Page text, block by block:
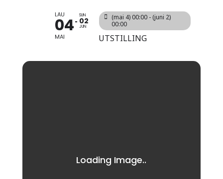
LAU
04
MAI
SUN
02
JUN
(mai 4) 00:00 - (juni 2)
00:00
UTSTILLING